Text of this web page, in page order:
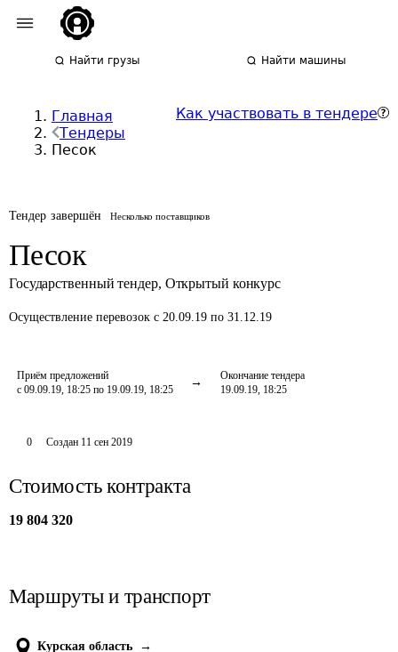
Найти грузы Найти машины
Главная
Тендеры
Песок
Как участвовать в тендере
Тендер завершён Несколько поставщиков
Песок
Государственный тендер, Открытый конкурс
Осуществление перевозок с 20.09.19 по 31.12.19
Приём предложений
с 09.09.19, 18:25 по 19.09.19, 18:25
Окончание тендера
19.09.19, 18:25
0 Создан 11 сен 2019
Стоимость контракта
19 804 320
Маршруты и транспорт
Курская область
→